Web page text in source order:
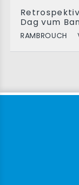
Dag vum
RAMBROUCH